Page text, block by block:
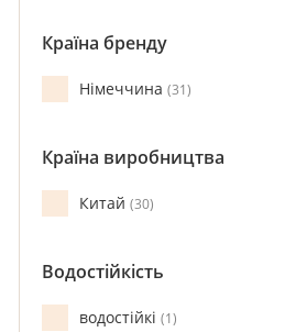
Країна бренду
Німеччина 31
Країна виробництва
Китай 30
Водостійкість
водостійкі 1